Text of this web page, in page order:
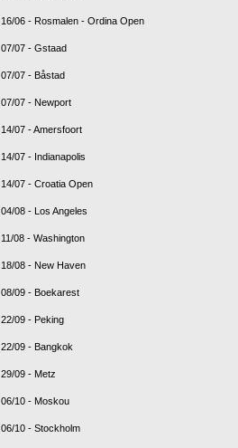
16/06 - Rosmalen - Ordina Open
07/07 - Gstaad
07/07 - Båstad
07/07 - Newport
14/07 - Amersfoort
14/07 - Indianapolis
14/07 - Croatia Open
04/08 - Los Angeles
11/08 - Washington
18/08 - New Haven
08/09 - Boekarest
22/09 - Peking
22/09 - Bangkok
29/09 - Metz
06/10 - Moskou
06/10 - Stockholm